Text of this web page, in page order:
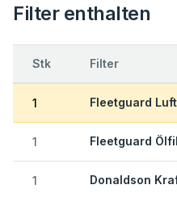
Filter enthalten
Stk Filter
1 Fleetguard
1 Fleetguard
1 Donaldson